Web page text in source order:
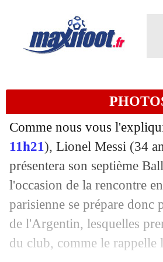
Comme nous vous
11h21), Lionel Messi (34
présentera son septième
l'occasion de la rencontre
parisienne se prépare donc
de l'Argentin, lesquelles
du club, comme le
: Troyes-Lorient,
01/12 L1: Metz-
01/12 Barça: Almeida, le
01/12 Man Utd: l'option
01/12 Real : Reinier veut
01/12 Barça : Torres, ça
01/12 Ballon d'Or: